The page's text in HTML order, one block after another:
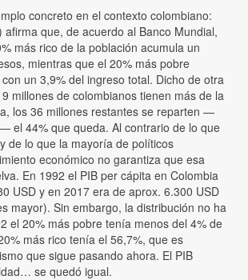
concreto en el contexto colombiano:
afirma que, de acuerdo al Banco Mundial,
más rico de la población acumula un
mientras que el 20% más pobre
un 3,9% del ingreso total. Dicho de otra
millones de colombianos tienen más de la
los 36 millones restantes se reparten —
el 44% que queda. Al contrario de lo que
de lo que la mayoría de políticos
económico no garantiza que esa
En 1992 el PIB per cápita en Colombia
USD y en 2017 era de aprox. 6.300 USD
mayor). Sin embargo, la distribución no ha
el 20% más pobre tenía menos del 4% de
más rico tenía el 56,7%, que es
que sigue pasando ahora. El PIB
se quedó igual.